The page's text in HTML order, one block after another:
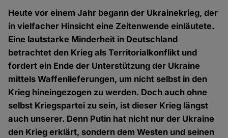
Heute vor einem Jahr begann der Ukrainekrieg, der
in vielfacher Hinsicht eine Zeitenwende einläutete.
Eine lautstarke Minderheit in Deutschland
betrachtet den Krieg als Territorialkonflikt und
fordert ein Ende der Unterstützung der Ukraine
mittels Waffenlieferungen, um nicht selbst in den
Krieg hineingezogen zu werden. Doch auch ohne
selbst Kriegspartei zu sein, ist dieser Krieg längst
auch unserer. Denn Putin hat nicht nur der Ukraine
den Krieg erklärt, sondern dem Westen und seinen